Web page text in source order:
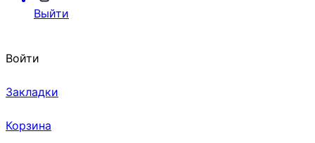
Выйти
Войти
Закладки
Корзина